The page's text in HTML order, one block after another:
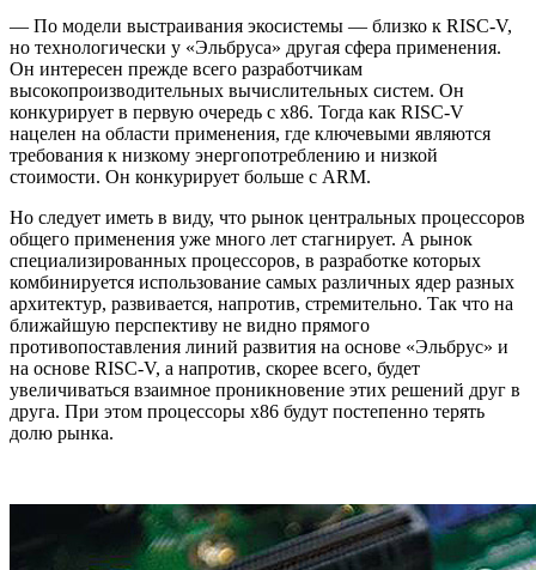
— По модели выстраивания экосистемы — близко к RISC-V,
но технологически у «Эльбруса» другая сфера применения.
Он интересен прежде всего разработчикам
высокопроизводительных вычислительных систем. Он
конкурирует в первую очередь с x86. Тогда как RISC-V
нацелен на области применения, где ключевыми являются
требования к низкому энергопотреблению и низкой
стоимости. Он конкурирует больше с ARM.
Но следует иметь в виду, что рынок центральных процессоров
общего применения уже много лет стагнирует. А рынок
специализированных процессоров, в разработке которых
комбинируется использование самых различных ядер разных
архитектур, развивается, напротив, стремительно. Так что на
ближайшую перспективу не видно прямого
противопоставления линий развития на основе «Эльбрус» и
на основе RISC-V, а напротив, скорее всего, будет
увеличиваться взаимное проникновение этих решений друг в
друга. При этом процессоры x86 будут постепенно терять
долю рынка.